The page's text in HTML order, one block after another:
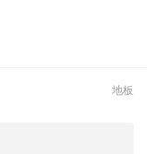
地板